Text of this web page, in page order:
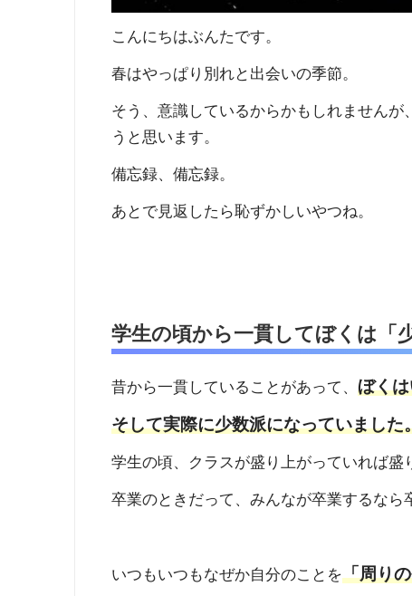
こんにちはぶんたです。
春はやっぱり別れと出会いの季節。
そう、意識しているからかもしれません
うと思います。
備忘録、備忘録。
あとで見返したら恥ずかしいやつね。
学生の頃から一貫してぼくは「
昔から一貫していることがあって、 ぼく
そして実際に少数派になっていました
学生の頃、クラスが盛り上がっていれば盛
卒業のときだって、みんなが卒業するなら
いつもいつもなぜか自分のことを「周り